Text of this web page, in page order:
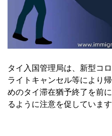
タイ入国管理局は、新型コ
ライトキャンセル等により
めのタイ滞在猶予終了を前
るように注意を促しています